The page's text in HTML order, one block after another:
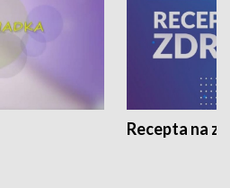
Recepta na